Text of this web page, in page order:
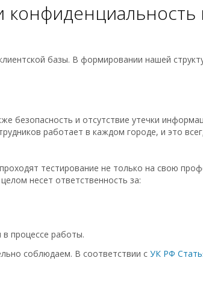
конфиденциальность
базы. В формировании нашей
безопасность и отсутствие утечки
работает в каждом городе, и это
тестирование не только на свою
несет ответственность за:
процессе работы.
соблюдаем. В соответствии с УК РФ